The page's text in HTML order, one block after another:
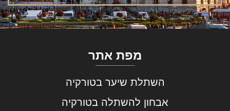
מפת אתר
השתלת שיער בטורקיה
אבחון להשתלה בטורקיה